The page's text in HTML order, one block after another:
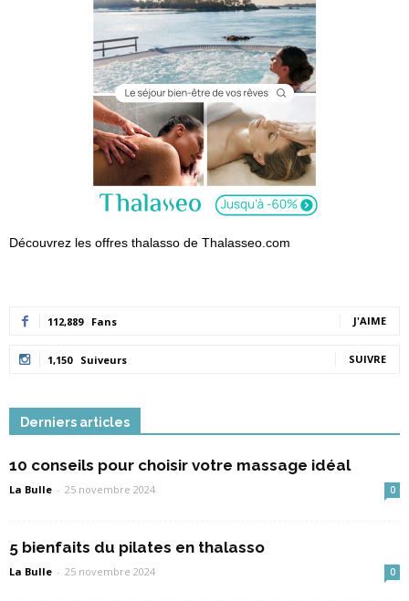
Découvrez les offres thalasso de Thalasseo.com
112,889 Fans J'AIME
1,150 Suiveurs SUIVRE
Derniers articles
10 conseils pour choisir votre massage idéal
La Bulle - 25 novembre 2024 0
5 bienfaits du pilates en thalasso
La Bulle - 25 novembre 2024 0